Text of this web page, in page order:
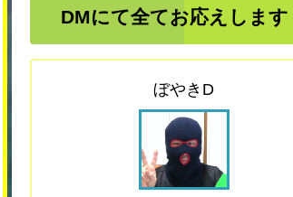
DMにて全てお応えします
ぼやきD